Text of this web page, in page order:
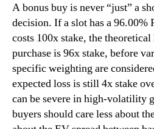
A bonus buy is never “just” a
decision. If a slot has a 96.00%
costs 100x stake, the
purchase is 96x stake, before
specific weighting are
expected loss is still 4x stake
can be severe in high-volatility
buyers should care less about